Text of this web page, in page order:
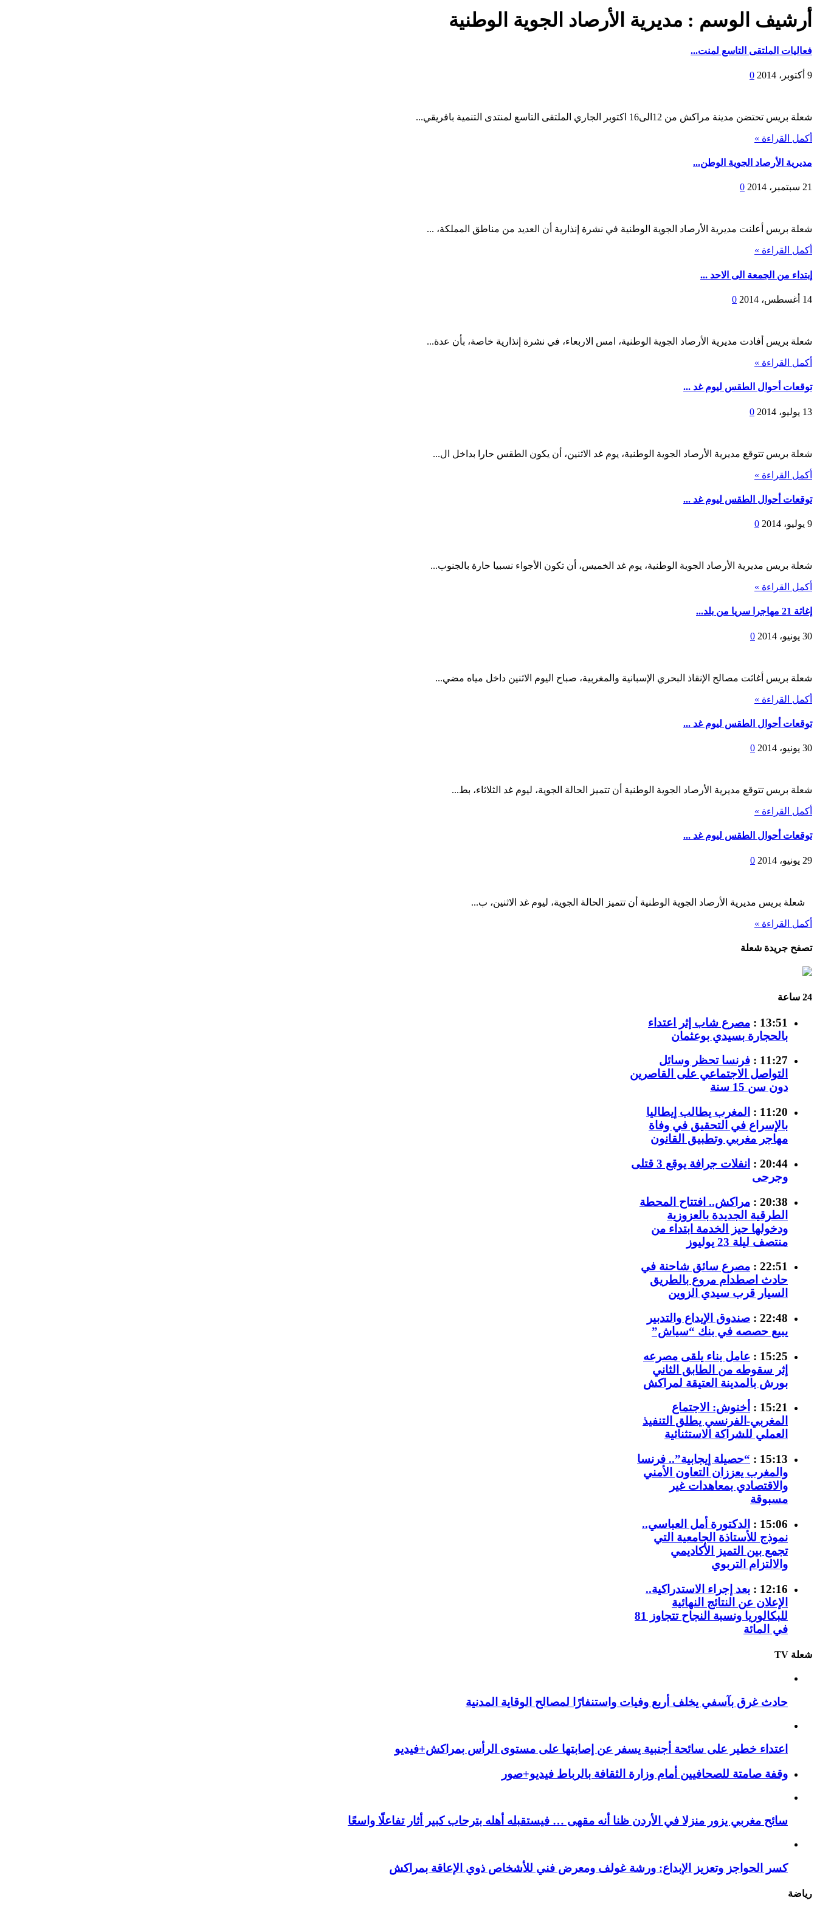
أرشيف الوسم : مديرية الأرصاد الجوية الوطنية
فعاليات الملتقى التاسع لمنت...
9 أكتوبر، 2014 0
شعلة بريس تحتضن مدينة مراكش من 12الى16 اكتوبر الجاري الملتقى التاسع لمنتدى التنمية بافريقي...
أكمل القراءة »
مديرية الأرصاد الجوية الوطن...
21 سبتمبر، 2014 0
شعلة بريس أعلنت مديرية الأرصاد الجوية الوطنية في نشرة إنذارية أن العديد من مناطق المملكة، ...
أكمل القراءة »
إبتداء من الجمعة الى الاحد ...
14 أغسطس، 2014 0
شعلة بريس أفادت مديرية الأرصاد الجوية الوطنية، امس الاربعاء، في نشرة إنذارية خاصة، بأن عدة...
أكمل القراءة »
توقعات أحوال الطقس ليوم غد ...
13 يوليو، 2014 0
شعلة بريس تتوقع مديرية الأرصاد الجوية الوطنية، يوم غد الاثنين، أن يكون الطقس حارا بداخل ال...
أكمل القراءة »
توقعات أحوال الطقس ليوم غد ...
9 يوليو، 2014 0
شعلة بريس مديرية الأرصاد الجوية الوطنية، يوم غد الخميس، أن تكون الأجواء نسبيا حارة بالجنوب...
أكمل القراءة »
إغاثة 21 مهاجرا سريا من بلد...
30 يونيو، 2014 0
شعلة بريس أغاثت مصالح الإنقاذ البحري الإسبانية والمغربية، صباح اليوم الاثنين داخل مياه مضي...
أكمل القراءة »
توقعات أحوال الطقس ليوم غد ...
30 يونيو، 2014 0
شعلة بريس تتوقع مديرية الأرصاد الجوية الوطنية أن تتميز الحالة الجوية، ليوم غد الثلاثاء، بط...
أكمل القراءة »
توقعات أحوال الطقس ليوم غد ...
29 يونيو، 2014 0
شعلة بريس مديرية الأرصاد الجوية الوطنية أن تتميز الحالة الجوية، ليوم غد الاثنين، ب...
أكمل القراءة »
تصفح جريدة شعلة
24 ساعة
13:51 :
مصرع شاب إثر اعتداء
بالحجارة بسيدي بوعثمان
11:27 :
فرنسا تحظر وسائل
التواصل الاجتماعي على القاصرين
دون سن 15 سنة
11:20 :
المغرب يطالب إيطاليا
بالإسراع في التحقيق في وفاة
مهاجر مغربي وتطبيق القانون
20:44 :
انفلات جرافة يوقع 3 قتلى
وجرحى
20:38 :
مراكش.. افتتاح المحطة
الطرقية الجديدة بالعزوزية
ودخولها حيز الخدمة ابتداء من
منتصف ليلة 23 يوليوز
22:51 :
مصرع سائق شاحنة في
حادث اصطدام مروع بالطريق
السيار قرب سيدي الزوين
22:48 :
صندوق الإيداع والتدبير
يبيع حصصه في بنك “سياش”
15:25 :
عامل بناء يلقى مصرعه
إثر سقوطه من الطابق الثاني
بورش بالمدينة العتيقة لمراكش
15:21 :
أخنوش: الاجتماع
المغربي-الفرنسي يطلق التنفيذ
العملي للشراكة الاستثنائية
15:13 :
“حصيلة إيجابية”.. فرنسا
والمغرب يعززان التعاون الأمني
والاقتصادي بمعاهدات غير
مسبوقة
15:06 :
الدكتورة أمل العباسي..
نموذج للأستاذة الجامعية التي
تجمع بين التميز الأكاديمي
والالتزام التربوي
12:16 :
بعد إجراء الاستدراكية..
الإعلان عن النتائج النهائية
للبكالوريا ونسبة النجاح تتجاوز 81
في المائة
شعلة TV
حادث غرق بآسفي يخلف أربع وفيات واستنفارًا لمصالح الوقاية المدنية
اعتداء خطير على سائحة أجنبية يسفر عن إصابتها على مستوى الرأس بمراكش+فيديو
وقفة صامتة للصحافيين أمام وزارة الثقافة بالرباط فيديو+صور
سائح مغربي يزور منزلا في الأردن ظنا أنه مقهى … فيستقبله أهله بترحاب كبير أثار تفاعلًا واسعًا
كسر الحواجز وتعزيز الإبداع: ورشة غولف ومعرض فني للأشخاص ذوي الإعاقة بمراكش
رياضة